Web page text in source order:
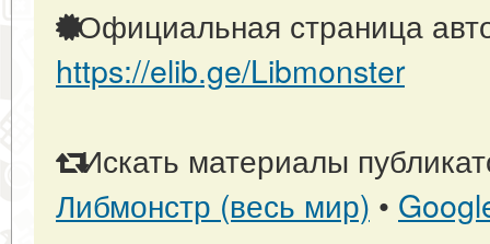
Официальная страница
https://elib.ge/Libmonster
Искать материалы
Либмонстр (весь мир) •